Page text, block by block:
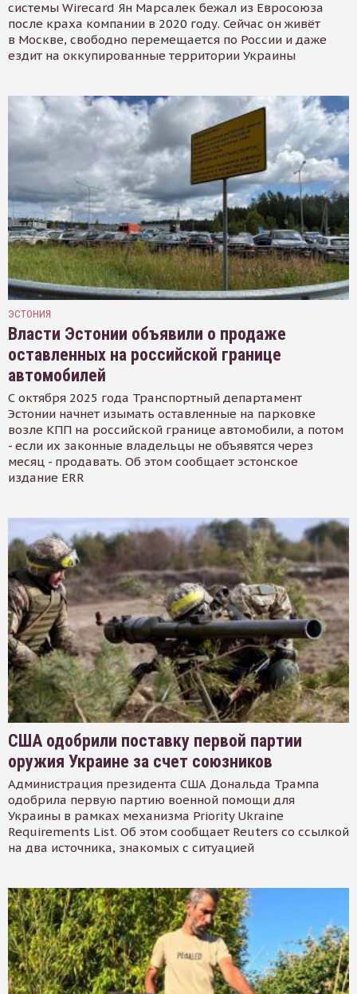
системы Wirecard Ян Марсалек бежал из Евросоюза
после краха компании в 2020 году. Сейчас он живёт
в Москве, свободно перемещается по России и даже
ездит на оккупированные территории Украины
ЭСТОНИЯ
Власти Эстонии объявили о продаже
оставленных на российской границе
автомобилей
С октября 2025 года Транспортный департамент
Эстонии начнет изымать оставленные на парковке
возле КПП на российской границе автомобили, а потом
- если их законные владельцы не объявятся через
месяц - продавать. Об этом сообщает эстонское
издание ERR
США одобрили поставку первой партии
оружия Украине за счет союзников
Администрация президента США Дональда Трампа
одобрила первую партию военной помощи для
Украины в рамках механизма Priority Ukraine
Requirements List. Об этом сообщает Reuters со ссылкой
на два источника, знакомых с ситуацией